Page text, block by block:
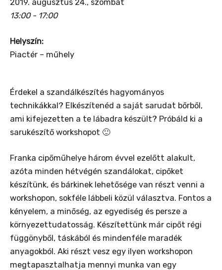
2019. augusztus 24., szombat
13:00 - 17:00
Helyszín:
Piactér – műhely
Érdekel a szandálkészítés hagyományos
technikákkal? Elkészítenéd a saját sarudat bőrből,
ami kifejezetten a te lábadra készült? Próbáld ki a
sarukészítő workshopot 🙂
Franka cipőműhelye három évvel ezelőtt alakult,
azóta minden hétvégén szandálokat, cipőket
készítünk, és bárkinek lehetősége van részt venni a
workshopon, sokféle lábbeli közül választva. Fontos a
kényelem, a minőség, az egyediség és persze a
környezettudatosság. Készítettünk már cipőt régi
függönyből, táskából és mindenféle maradék
anyagokból. Aki részt vesz egy ilyen workshopon
megtapasztalhatja mennyi munka van egy